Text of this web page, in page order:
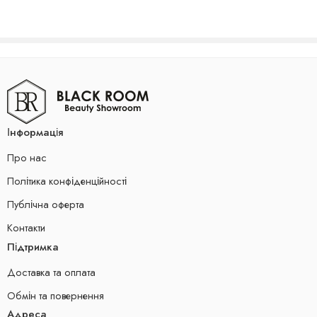
Інформація
Про нас
Політика конфіденційності
Публічна оферта
Контакти
Підтримка
Доставка та оплата
Обмін та повернення